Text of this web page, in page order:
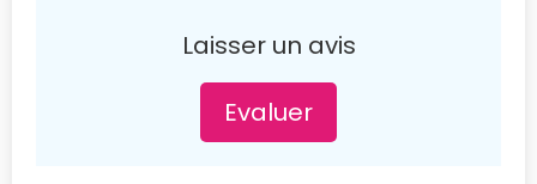
Laisser un avis
Evaluer